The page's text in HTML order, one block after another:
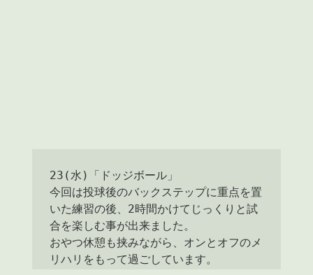
23(水)「ドッジボール」
今回は投球後のバックステップに重点を置
いた練習の後、2時間かけてじっくりと試
合を楽しむ事が出来ました。
おやつ休憩も挟みながら、オンとオフのメ